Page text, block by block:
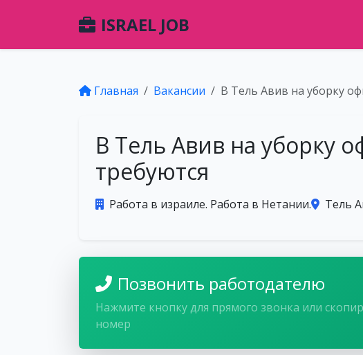
ISRAEL JOB
Главная Вакансии В Тель Авив на уборку
В Тель Авив на уборку
требуются
Работа в израиле. Работа в Нетании. Тель
Позвонить работодателю
Нажмите кнопку для прямого звонка или
номер